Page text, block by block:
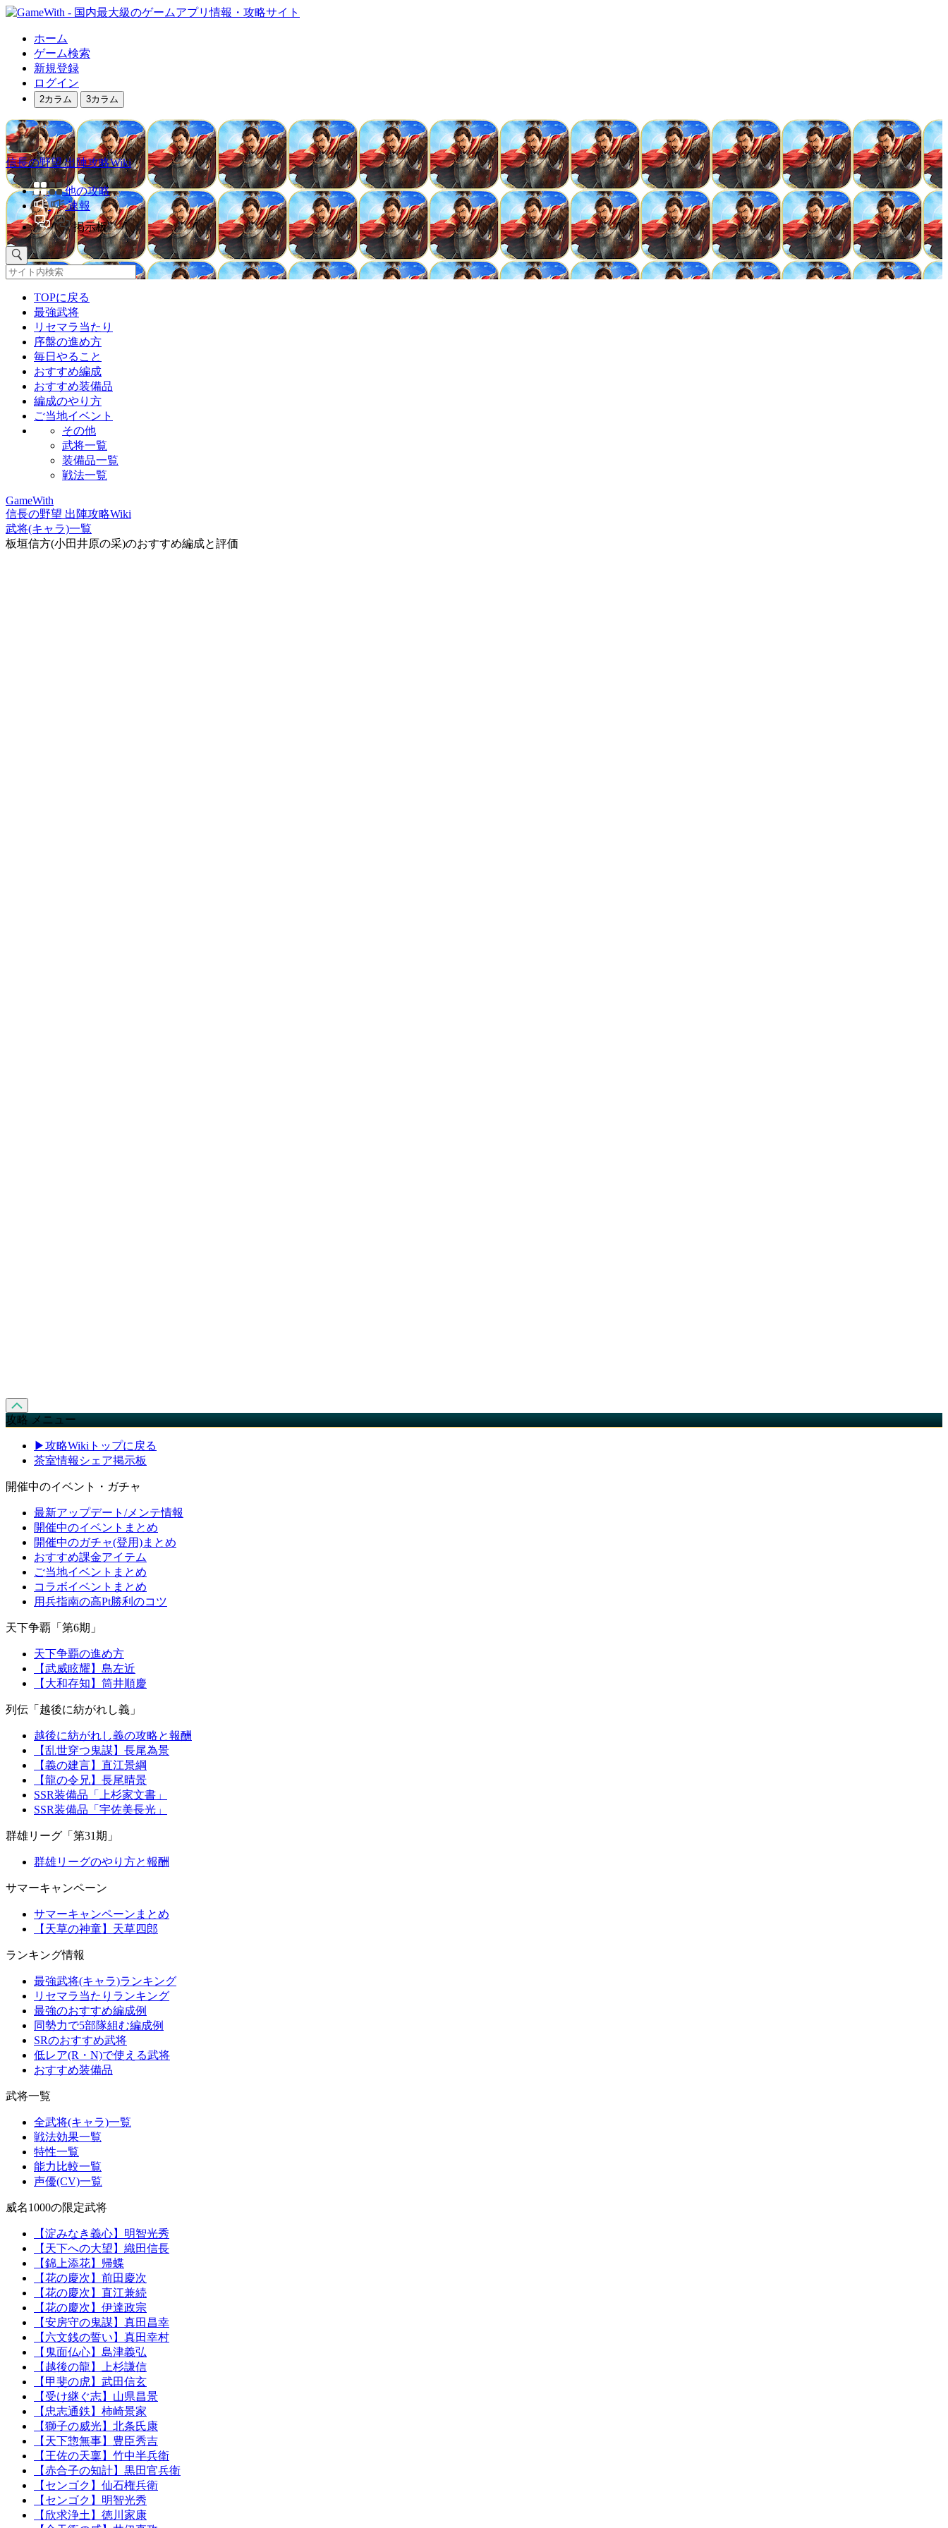
ホーム
ゲーム検索
新規登録
ログイン
2カラム 3カラム
信長の野望 出陣攻略Wiki
他の攻略
速報
掲示板
TOPに戻る
最強武将
リセマラ当たり
序盤の進め方
毎日やること
おすすめ編成
おすすめ装備品
編成のやり方
ご当地イベント
その他
武将一覧
装備品一覧
戦法一覧
GameWith
信長の野望 出陣攻略Wiki
武将(キャラ)一覧
板垣信方(小田井原の采)のおすすめ編成と評価
攻略 メニュー
▶攻略Wikiトップに戻る
茶室情報シェア掲示板
開催中のイベント・ガチャ
最新アップデート/メンテ情報
開催中のイベントまとめ
開催中のガチャ(登用)まとめ
おすすめ課金アイテム
ご当地イベントまとめ
コラボイベントまとめ
用兵指南の高Pt勝利のコツ
天下争覇「第6期」
天下争覇の進め方
【武威眩耀】島左近
【大和存知】筒井順慶
列伝「越後に紡がれし義」
越後に紡がれし義の攻略と報酬
【乱世穿つ鬼謀】長尾為景
【義の建言】直江景綱
【龍の令兄】長尾晴景
SSR装備品「上杉家文書」
SSR装備品「宇佐美長光」
群雄リーグ「第31期」
群雄リーグのやり方と報酬
サマーキャンペーン
サマーキャンペーンまとめ
【天草の神童】天草四郎
ランキング情報
最強武将(キャラ)ランキング
リセマラ当たりランキング
最強のおすすめ編成例
同勢力で5部隊組む編成例
SRのおすすめ武将
低レア(R・N)で使える武将
おすすめ装備品
武将一覧
全武将(キャラ)一覧
戦法効果一覧
特性一覧
能力比較一覧
声優(CV)一覧
威名1000の限定武将
【淀みなき義心】明智光秀
【天下への大望】織田信長
【錦上添花】帰蝶
【花の慶次】前田慶次
【花の慶次】直江兼続
【花の慶次】伊達政宗
【安房守の鬼謀】真田昌幸
【六文銭の誓い】真田幸村
【鬼面仏心】島津義弘
【越後の龍】上杉謙信
【甲斐の虎】武田信玄
【受け継ぐ志】山県昌景
【忠志通鉄】柿崎景家
【獅子の威光】北条氏康
【天下惣無事】豊臣秀吉
【王佐の天稟】竹中半兵衛
【赤合子の知計】黒田官兵衛
【センゴク】仙石権兵衛
【センゴク】明智光秀
【欣求浄土】徳川家康